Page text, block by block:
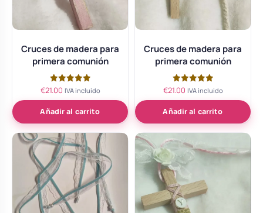
Cruces de madera para
primera comunión
Valorado
de 5
€21.00 IVA incluido
Añadir al carrito
Cruces de madera para
primera comunión
Valorado
de 5
€21.00 IVA incluido
Añadir al carrito